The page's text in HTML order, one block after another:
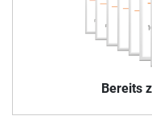
Bereits